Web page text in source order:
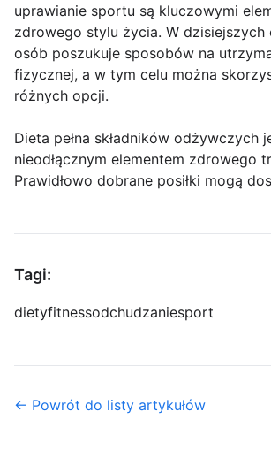
uprawianie sportu są kluczowymi
zdrowego stylu życia. W dzisiejszych
osób poszukuje sposobów na
fizycznej, a w tym celu można
różnych opcji.
Dieta pełna składników odżywczych
nieodłącznym elementem zdrowego
Prawidłowo dobrane posiłki mogą dos
Tagi:
dietyfitnessodchudzaniesport
← Powrót do listy artykułów